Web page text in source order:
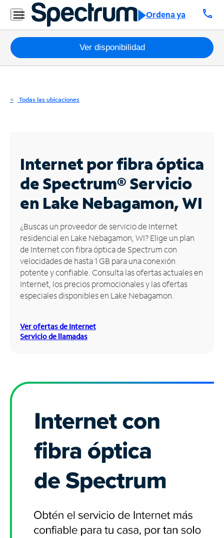
Ordena ya call
Residencial
Business
Paquetes
Internet
Business
Contáctanos
Inglés
Administrar
cuenta
Encuentra
una
tienda
Ver disponibilidad
Todas las ubicaciones
Internet por fibra óptica
de Spectrum®Servicio
en Lake Nebagamon, WI
¿Buscas un proveedor de servicio de Internet
residencial en Lake Nebagamon, WI? Elige un plan
de Internet con fibra óptica de Spectrum con
velocidades de hasta 1 GB para una conexión
potente y confiable. Consulta las ofertas actuales en
Internet, los precios promocionales y las ofertas
especiales disponibles en Lake Nebagamon.
Ver ofertas de Internet
Servicio de llamadas